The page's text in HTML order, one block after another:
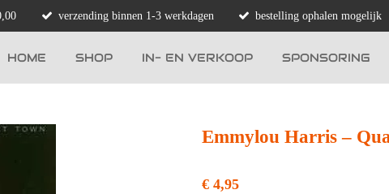
verzending binnen 1-3 werkdagen bestelling ophalen mogelijk
HOME SHOP IN- EN VERKOOP SPONSORING
Emmylou Harris ‎–
€ 4,95